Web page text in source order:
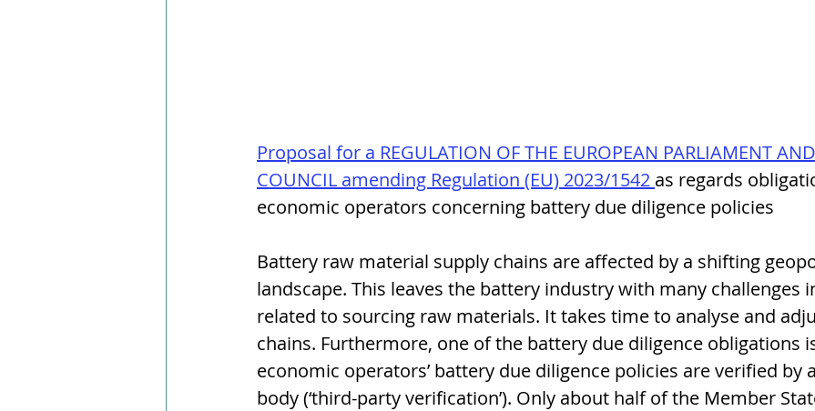
Proposal for a REGULATION OF THE EUROPEAN PARLIAMENT
COUNCIL amending Regulation (EU) 2023/1542 as regards
economic operators concerning battery due diligence policies
Battery raw material supply chains are affected by a shifting
landscape. This leaves the battery industry with many challenges
related to sourcing raw materials. It takes time to analyse and
chains. Furthermore, one of the battery due diligence obligations
economic operators’ battery due diligence policies are verified by
body (‘third-party verification’). Only about half of the Member